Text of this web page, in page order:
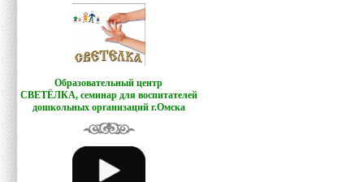
Образовательный центр
СВЕТЁЛКА, семинар для воспитателей
дошкольных организаций г.Омска